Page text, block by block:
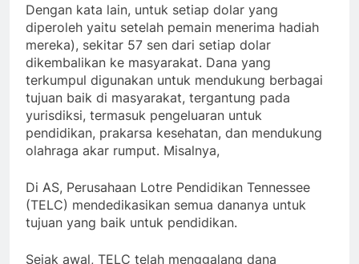
Dengan kata lain, untuk setiap dolar yang
diperoleh yaitu setelah pemain menerima hadiah
mereka), sekitar 57 sen dari setiap dolar
dikembalikan ke masyarakat. Dana yang
terkumpul digunakan untuk mendukung berbagai
tujuan baik di masyarakat, tergantung pada
yurisdiksi, termasuk pengeluaran untuk
pendidikan, prakarsa kesehatan, dan mendukung
olahraga akar rumput. Misalnya,
Di AS, Perusahaan Lotre Pendidikan Tennessee
(TELC) mendedikasikan semua dananya untuk
tujuan yang baik untuk pendidikan.
Sejak awal, TELC telah menggalang dana